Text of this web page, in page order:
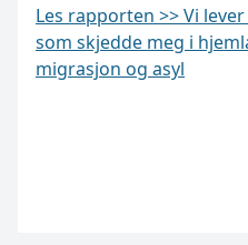
Les rapporten >> Vi
som skjedde meg i
migrasjon og asyl